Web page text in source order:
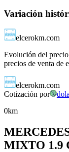
Variación
elcerokm.com
Evolución del
precios de venta de
elcerokm.com
Cotización por
0km
MIXTO 1.9